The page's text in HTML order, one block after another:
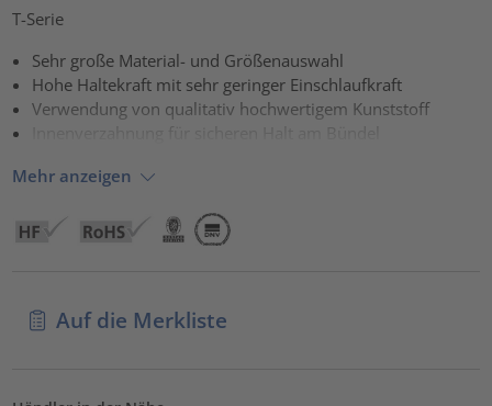
T-Serie
Sehr große Material- und Größenauswahl
Hohe Haltekraft mit sehr geringer Einschlaufkraft
Verwendung von qualitativ hochwertigem Kunststoff
Innenverzahnung für sicheren Halt am Bündel
Mehr anzeigen
Auf die Merkliste